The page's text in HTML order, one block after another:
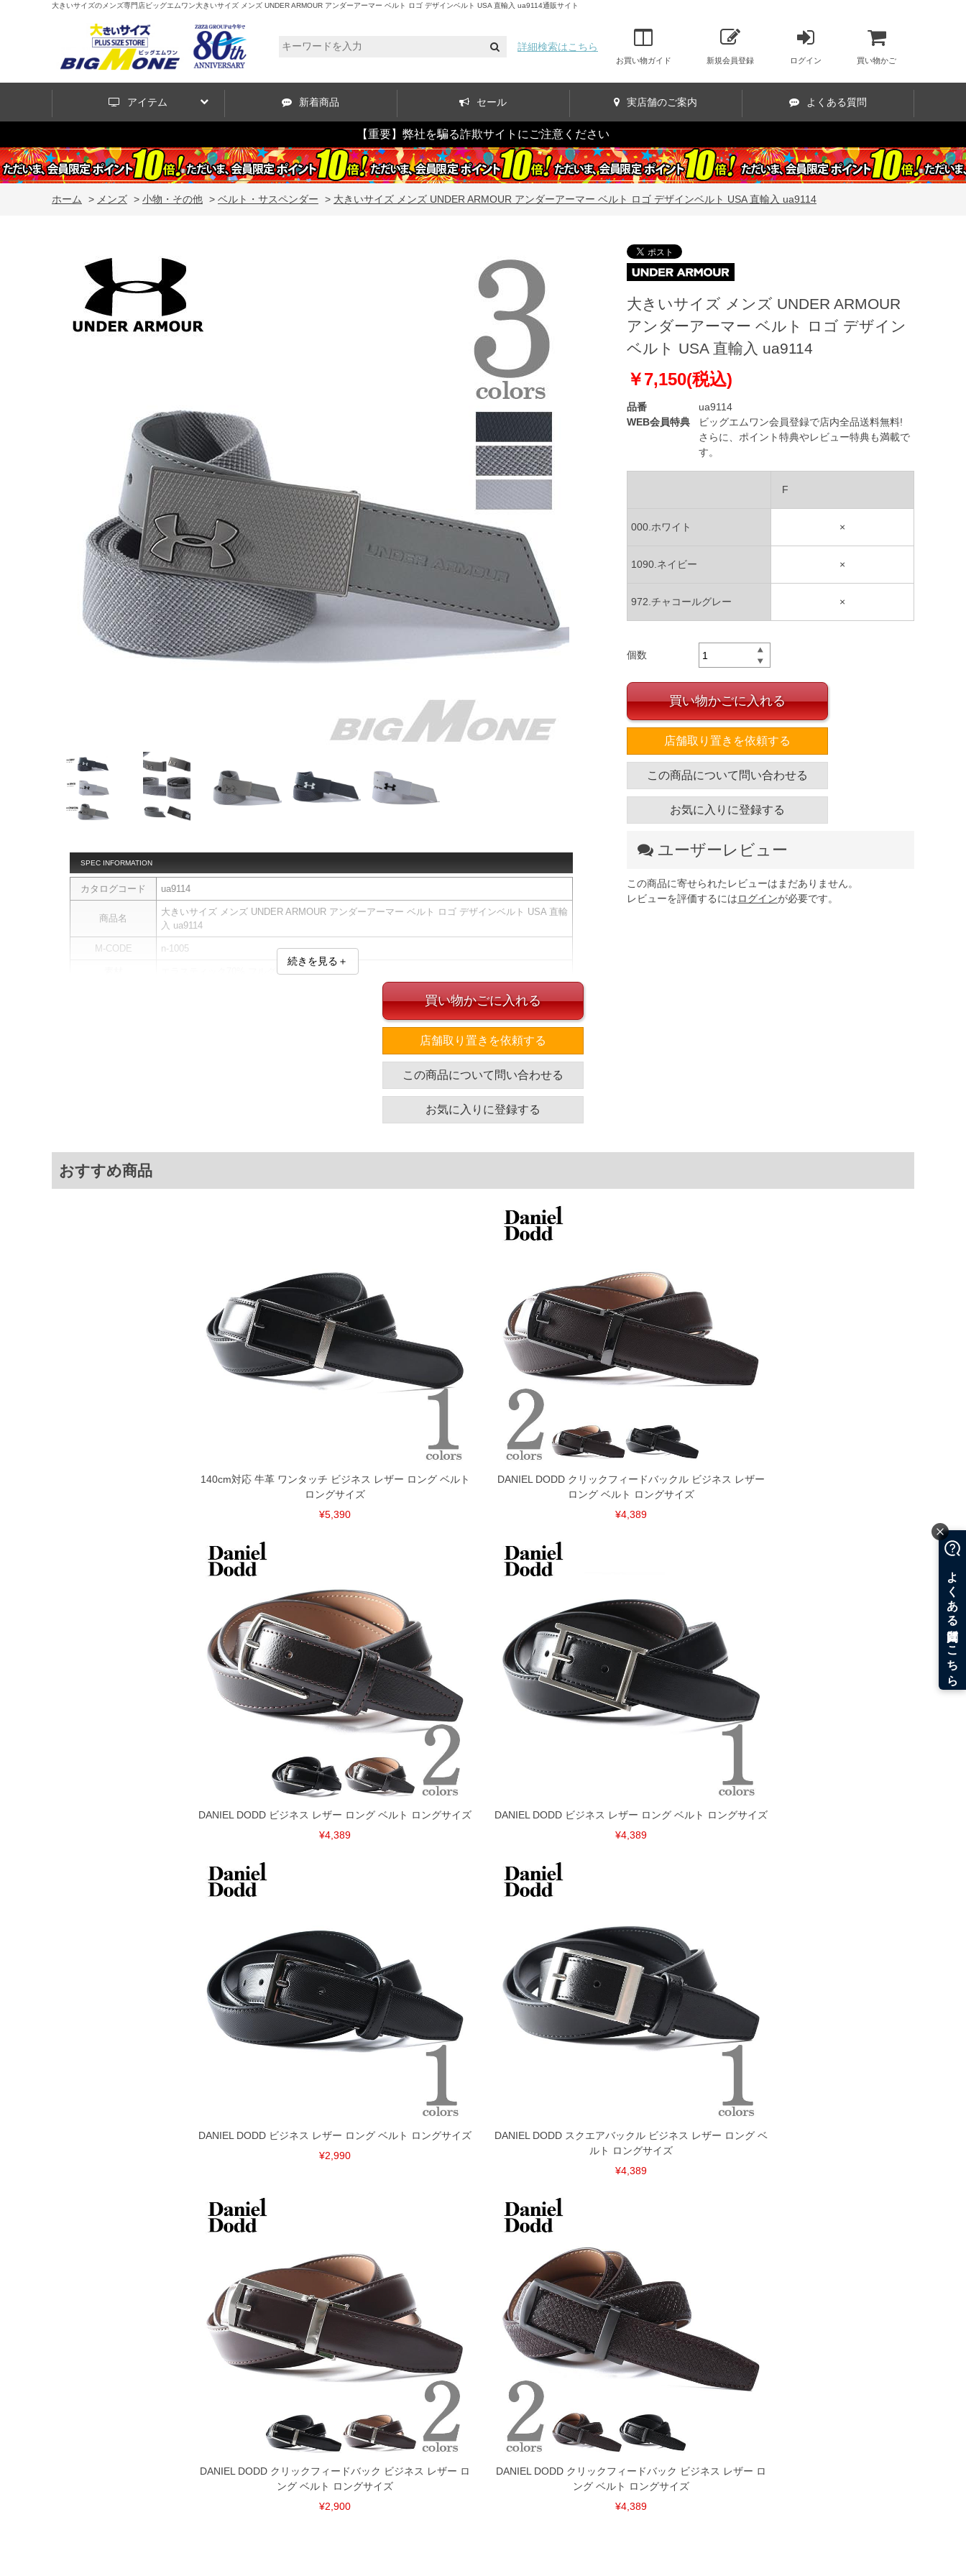
大きいサイズのメンズ専門店ビッグエムワン大きいサイズ メンズ UNDER ARMOUR アンダーアーマー ベルト ロゴ デザインベルト USA 直輸入 ua9114通販サイト
詳細検索はこちら
お買い物ガイド 新規会員登録 ログイン 買い物かご
アイテム 新着商品 セール 実店舗のご案内 よくある質問
【重要】弊社を騙る詐欺サイトにご注意ください
ホーム > メンズ > 小物・その他 > ベルト・サスペンダー > 大きいサイズ メンズ UNDER ARMOUR アンダーアーマー ベルト ロゴ デザインベルト USA 直輸入 ua9114
SPEC INFORMATION
カタログコード ua9114
商品名
大きいサイズ メンズ UNDER ARMOUR アンダーアーマー ベルト ロゴ デザインベルト USA 直輸
入 ua9114
M-CODE n-1005
エラスティック70% フルグレインレザー30％
幅
3.5
単位はcm
面）によって、商品の色味が若干異なる場合がございます。予めご了承ください。
※上記サイズが実際の商品に付いているタグのサイズ表記と異なる場合があります。お取り扱い前に
商品付属タグの記載もご確認下さい。
寄せ等により、お客様にご迷惑をお掛けしてしまう場合がございます。そのようなことがない様最大
限に努めておりますが、もしあった場合速やかにご連絡させて頂きますので予めご了承ください。
備考欄に股下●cmとご記入下さい。（裾上げ無料対象商品は1本につき税込6,000円以上の品が対象。
1本5,999円以下の商品は有料（500円+税）となります。）
出荷まで約1週間～20日間程お時間を頂く場合がございます。
尚、裾上げした商品は返品・交換不可となりますので、予めご了承下さい。
一部、お直しに対応出来ない商品がございます。(例：裾にファスナーや調節ひもが付いている、極
端なデザインが施されている等)
※【返品交換について】
返品交換希望の方は、商品到着後1週間以内にご連絡ください。
下着(肌着)やワイシャツは商品の性質上、返品交換不可とさせて頂いております。予めご了承くださ
続きを見る＋
大きいサイズ メンズ UNDER ARMOUR
アンダーアーマー ベルト ロゴ デザイン
ベルト USA 直輸入 ua9114
￥7,150(税込)
品番
ua9114
WEB会員特典
ビッグエムワン会員登録で店内全品送料無料!
さらに、ポイント特典やレビュー特典も満載で
す。
F
000.ホワイト ×
1090.ネイビー ×
972.チャコールグレー ×
個数
買い物かごに入れる
店舗取り置きを依頼する
この商品について問い合わせる
お気に入りに登録する
ユーザーレビュー
この商品に寄せられたレビューはまだありません。
レビューを評価するにはログインが必要です。
買い物かごに入れる
店舗取り置きを依頼する
この商品について問い合わせる
お気に入りに登録する
おすすめ商品
140cm対応 牛革 ワンタッチ ビジネス レザー ロング ベルト
ロングサイズ
¥5,390
DANIEL DODD クリックフィードバックル ビジネス レザー
ロング ベルト ロングサイズ
¥4,389
DANIEL DODD ビジネス レザー ロング ベルト ロングサイズ
¥4,389
DANIEL DODD ビジネス レザー ロング ベルト ロングサイズ
¥4,389
DANIEL DODD ビジネス レザー ロング ベルト ロングサイズ
¥2,990
DANIEL DODD スクエアバックル ビジネス レザー ロング ベ
ルト ロングサイズ
¥4,389
DANIEL DODD クリックフィードバック ビジネス レザー ロ
ング ベルト ロングサイズ
¥2,900
DANIEL DODD クリックフィードバック ビジネス レザー ロ
ング ベルト ロングサイズ
¥4,389